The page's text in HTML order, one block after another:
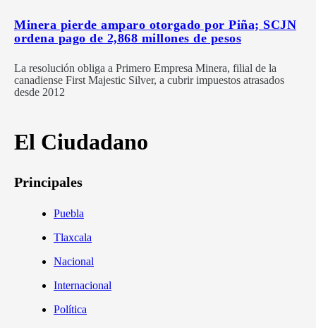
Minera pierde amparo otorgado por Piña; SCJN
ordena pago de 2,868 millones de pesos
La resolución obliga a Primero Empresa Minera, filial de la
canadiense First Majestic Silver, a cubrir impuestos atrasados
desde 2012
El Ciudadano
Principales
Puebla
Tlaxcala
Nacional
Internacional
Política